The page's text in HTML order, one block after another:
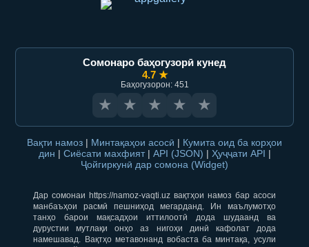
Сомонаро баҳогузорӣ кунед
4.7 ★
Баҳогузорон: 451
★ ★ ★ ★ ★
Вақти намоз | Минтақаҳои асосӣ | Кумита оид ба корҳои
дин | Сиёсати махфият | API (JSON) | Ҳуҷҷати API |
Ҷойгиркунӣ дар сомона (Widget)
Дар сомонаи https://namoz-vaqti.uz вақтҳои намоз бар асоси
манбаъҳои расмӣ пешниҳод мегарданд. Ин маълумотҳо
танҳо барои мақсадҳои иттилоотӣ дода шудаанд ва
дурустии мутлақи онҳо аз нигоҳи динӣ кафолат дода
намешавад. Вақтҳо метавонанд вобаста ба минтақа, усули